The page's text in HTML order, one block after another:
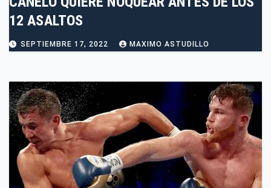
12 ASALTOS
SEPTIEMBRE 17, 2022 MAXIMO ASTUDILLO